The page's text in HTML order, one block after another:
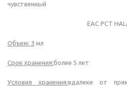
чувственный
ЕАС РСТ
Объем: 3 мл
Срок хранения:более 5 лет
Условия хранения:вдалеке от